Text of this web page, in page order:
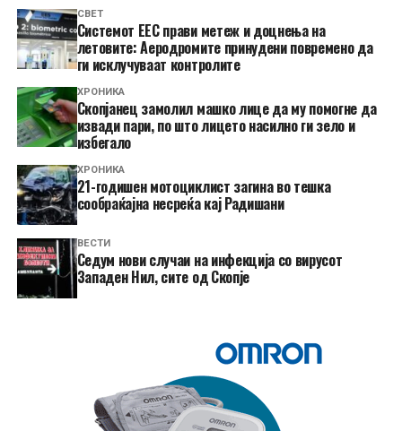
СВЕТ
Системот ЕЕС прави метеж и доцнења на
летовите: Аеродромите принудени повремено да
ги исклучуваат контролите
ХРОНИКА
Скопјанец замолил машко лице да му помогне да
извади пари, по што лицето насилно ги зело и
избегало
ХРОНИКА
21-годишен мотоциклист загина во тешка
сообраќајна несреќа кај Радишани
ВЕСТИ
Седум нови случаи на инфекција со вирусот
Западен Нил, сите од Скопје